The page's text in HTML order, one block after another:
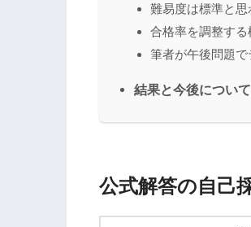
難易度は標準と思
合格率を調整す
筆者が午後問題
結果と今後について
公式解答の自己